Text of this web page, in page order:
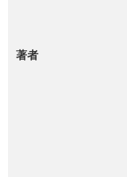
著者